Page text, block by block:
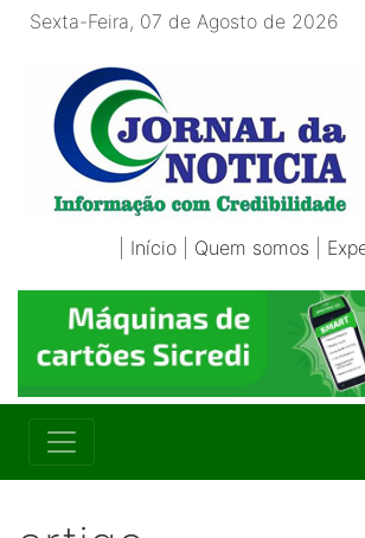
Sexta-Feira, 07 de Agosto de 2026
Início Quem somos